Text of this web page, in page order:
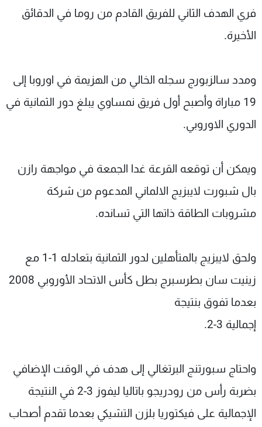
فري الهدف الثاني للفريق القادم من روما في الدقائق
الأخيرة.
ومدد سالزبورج سجله الخالي من الهزيمة في اوروبا إلى
19 مباراة وأصبح أول فريق نمساوي يبلغ دور الثمانية في
الدوري الاوروبي.
ويمكن أن توقعه القرعة غدا الجمعة في مواجهة رازن
بال شبورت لايبزيج الالماني المدعوم من شركة
مشروبات الطاقة ذاتها التي تسانده.
ولحق لايبزيج بالمتأهلين لدور الثمانية بتعادله 1-1 مع
زينيت سان بطرسبرج بطل كأس الاتحاد الأوروبي 2008
بعدما تفوق بنتيجة
إجمالية 3-2.
واحتاج سبورتنج البرتغالي إلى هدف في الوقت الإضافي
بضربة رأس من رودريجو باتاليا ليفوز 3-2 في النتيجة
الإجمالية على فيكتوريا بلزن التشيكي بعدما تقدم أصحاب